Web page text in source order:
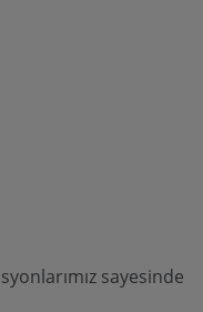
sayesinde